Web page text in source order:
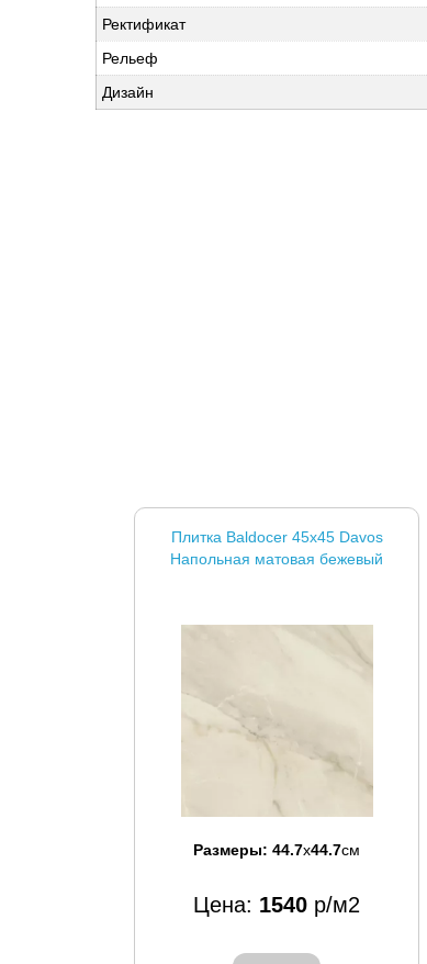
Ректификат
Рельеф
Дизайн
Плитка Baldocer 45x45 Davos
Напольная матовая бежевый
Размеры: 44.7x44.7см
Цена: 1540 р/м2